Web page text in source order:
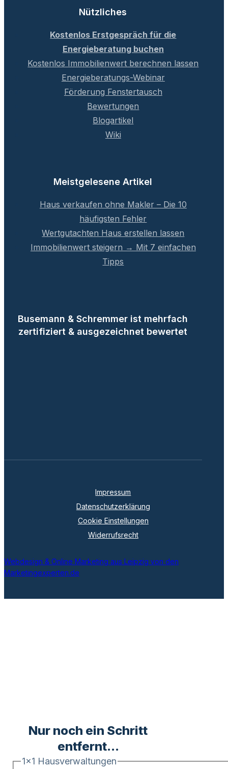
Nützliches
Kostenlos Erstgespräch für die
Energieberatung buchen
Kostenlos Immobilienwert berechnen lassen
Energieberatungs-Webinar
Förderung Fenstertausch
Bewertungen
Blogartikel
Wiki
Meistgelesene Artikel
Haus verkaufen ohne Makler – Die 10
häufigsten Fehler
Wertgutachten Haus erstellen lassen
Immobilienwert steigern → Mit 7 einfachen
Tipps
Busemann & Schremmer ist mehrfach
zertifiziert & ausgezeichnet bewertet
Impressum
Datenschutzerklärung
Cookie Einstellungen
Widerrufsrecht
Webdesign & Online Marketing aus Leipzig von den
Marketingexperten.de
Nur noch ein Schritt
entfernt...
1x1 Hausverwaltungen